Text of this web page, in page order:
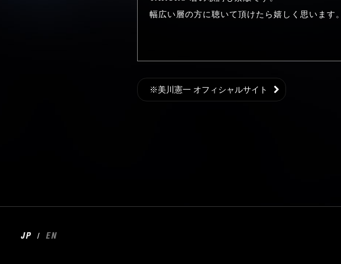
幅広い層の方に聴いて頂けたら嬉しく思います。
※美川憲一 オフィシャルサイト
/